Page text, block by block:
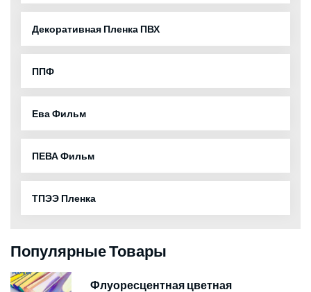
Декоративная Пленка ПВХ
ППФ
Ева Фильм
ПЕВА Фильм
ТПЭЭ Пленка
Популярные Товары
Флуоресцентная цветная